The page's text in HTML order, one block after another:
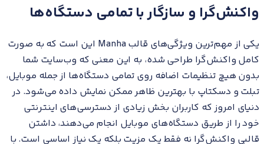
واکنش‌گرا و سازگار با تمامی دستگاه‌ها
یکی از مهم‌ترین ویژگی‌های قالب Manha این است که به صورت
کامل واکنش‌گرا طراحی شده، به این معنی که وب‌سایت شما
بدون هیچ تنظیمات اضافه روی تمامی دستگاه‌ها از جمله موبایل،
تبلت و دسکتاپ با بهترین ظاهر ممکن نمایش داده می‌شود. در
دنیای امروز که کاربران بخش زیادی از دسترسی‌های اینترنتی
خود را از طریق دستگاه‌های موبایل انجام می‌دهند، داشتن
قالبی واکنش‌گرا نه فقط یک مزیت بلکه یک نیاز اساسی است. با